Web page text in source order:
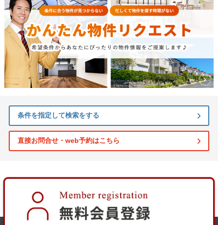
条件を指定して検索をする
直接お問合せ・web予約はこちら